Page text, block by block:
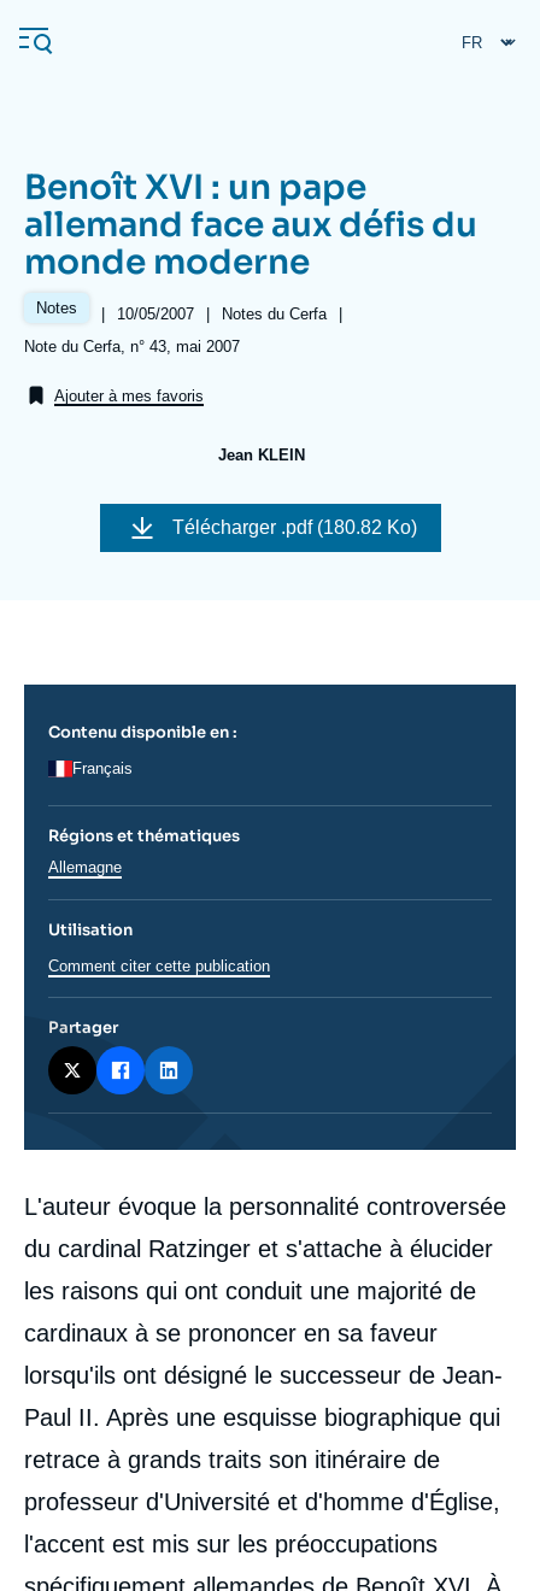
au
contenu
Navigation
principale
L'Ifri
Analyses
Se connecter
Benoît XVI : un pape
allemand face aux défis du
monde moderne
Notes |
Date
10/05/2007 |
Référence
taxonomie
Notes du Cerfa
|
Références
Note du Cerfa, n° 43, mai 2007
Ajouter à mes favoris
Jean KLEIN
Image
couverture
Télécharger .pdf (180.82 Ko)
Corps
analyses
L'auteur évoque la personnalité controversée
du cardinal Ratzinger et s'attache à élucider
les raisons qui ont conduit une majorité de
cardinaux à se prononcer en sa faveur
lorsqu'ils ont désigné le successeur de Jean-
Paul II. Après une esquisse biographique qui
retrace à grands traits son itinéraire de
professeur d'Université et d'homme d'Église,
l'accent est mis sur les préoccupations
Contenu disponible en :
Français
Régions et thématiques
Régions
Allemagne
Utilisation
Comment citer cette publication
Partager